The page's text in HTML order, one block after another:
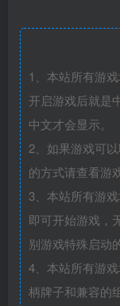
1、本站所有游
开启游戏后就是
中文才会显示。
2、如果游戏可
的方式请查看游
3、本站所有游
即可开始游戏，
别游戏特殊启动
4、本站所有游
柄牌子和兼容的